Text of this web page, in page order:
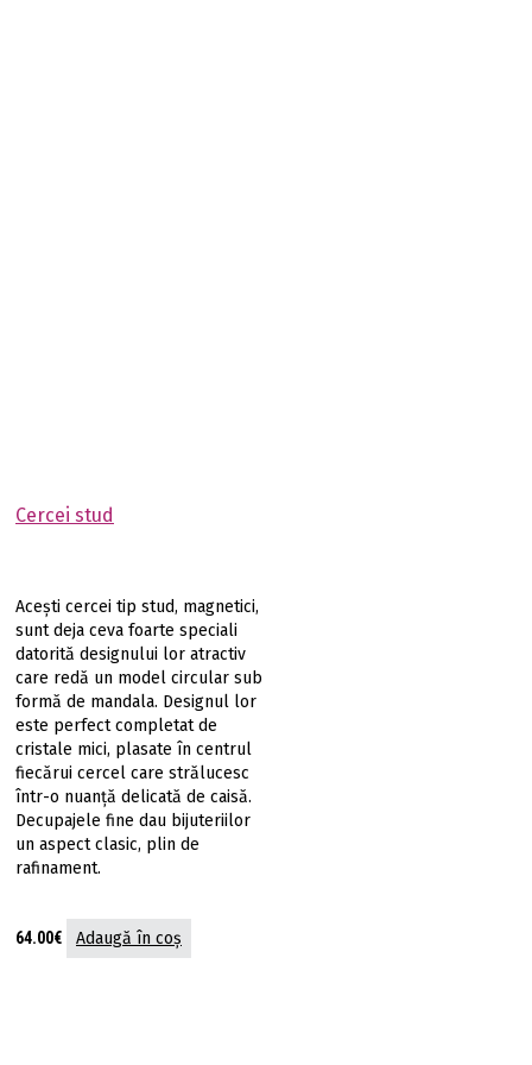
Cercei stud
Aceşti cercei tip stud, magnetici,
sunt deja ceva foarte speciali
datorită designului lor atractiv
care redă un model circular sub
formă de mandala. Designul lor
este perfect completat de
cristale mici, plasate în centrul
fiecărui cercel care strălucesc
într-o nuanță delicată de caisă.
Decupajele fine dau bijuteriilor
un aspect clasic, plin de
rafinament.
64.00€ Adaugă în coș